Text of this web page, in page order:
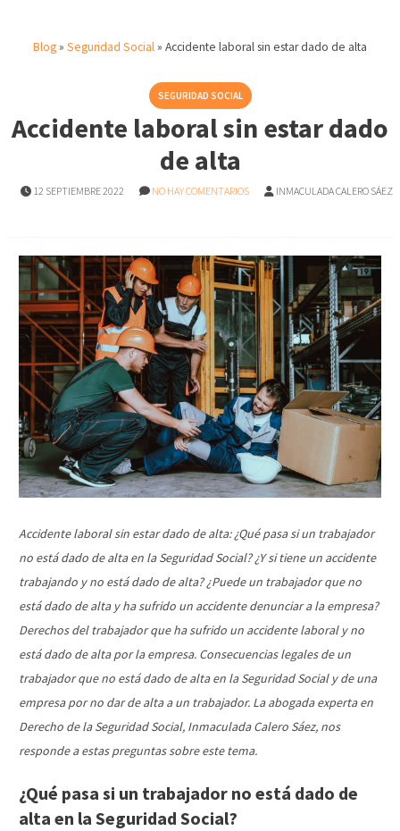
Blog» Seguridad Social» Accidente laboral sin estar dado de alta
SEGURIDAD SOCIAL
Accidente laboral sin estar dado
de alta
12 SEPTIEMBRE 2022 NO HAY COMENTARIOS INMACULADA CALERO SÁEZ
Accidente laboral sin estar dado de alta: ¿Qué pasa si un trabajador
no está dado de alta en la Seguridad Social? ¿Y si tiene un accidente
trabajando y no está dado de alta? ¿Puede un trabajador que no
está dado de alta y ha sufrido un accidente denunciar a la empresa?
Derechos del trabajador que ha sufrido un accidente laboral y no
está dado de alta por la empresa. Consecuencias legales de un
trabajador que no está dado de alta en la Seguridad Social y de una
empresa por no dar de alta a un trabajador. La abogada experta en
Derecho de la Seguridad Social, Inmaculada Calero Sáez, nos
responde a estas preguntas sobre este tema.
¿Qué pasa si un trabajador no está dado de
alta en la Seguridad Social?